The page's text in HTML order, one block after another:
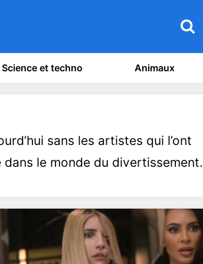
Science et techno Animaux
sans les artistes qui l’ont
le monde du divertissement.